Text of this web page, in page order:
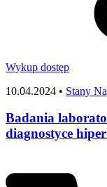
Wykup dostęp
10.04.2024 • Stany
Badania
diagnostyce